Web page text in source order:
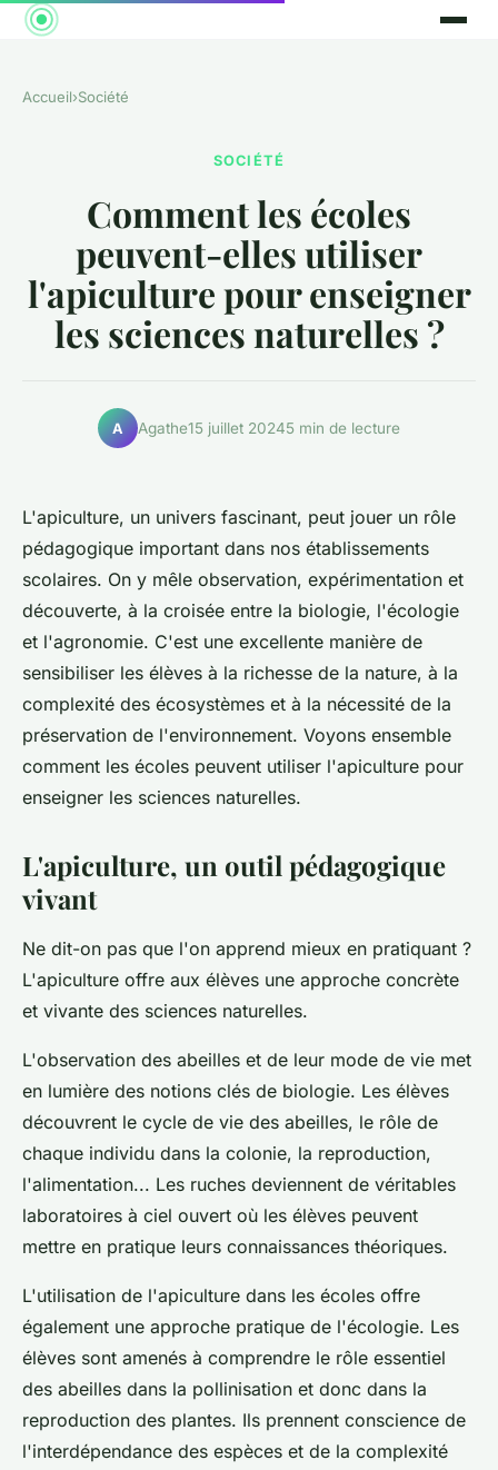
Accueil›Société
SOCIÉTÉ
Comment les écoles
peuvent-elles utiliser
l'apiculture pour enseigner
les sciences naturelles ?
A Agathe15 juillet 20245 min de lecture
L'apiculture, un univers fascinant, peut jouer un rôle
pédagogique important dans nos établissements
scolaires. On y mêle observation, expérimentation et
découverte, à la croisée entre la biologie, l'écologie
et l'agronomie. C'est une excellente manière de
sensibiliser les élèves à la richesse de la nature, à la
complexité des écosystèmes et à la nécessité de la
préservation de l'environnement. Voyons ensemble
comment les écoles peuvent utiliser l'apiculture pour
enseigner les sciences naturelles.
L'apiculture, un outil pédagogique
vivant
Ne dit-on pas que l'on apprend mieux en pratiquant ?
L'apiculture offre aux élèves une approche concrète
et vivante des sciences naturelles.
L'observation des abeilles et de leur mode de vie met
en lumière des notions clés de biologie. Les élèves
découvrent le cycle de vie des abeilles, le rôle de
chaque individu dans la colonie, la reproduction,
l'alimentation... Les ruches deviennent de véritables
laboratoires à ciel ouvert où les élèves peuvent
mettre en pratique leurs connaissances théoriques.
L'utilisation de l'apiculture dans les écoles offre
également une approche pratique de l'écologie. Les
élèves sont amenés à comprendre le rôle essentiel
des abeilles dans la pollinisation et donc dans la
reproduction des plantes. Ils prennent conscience de
l'interdépendance des espèces et de la complexité